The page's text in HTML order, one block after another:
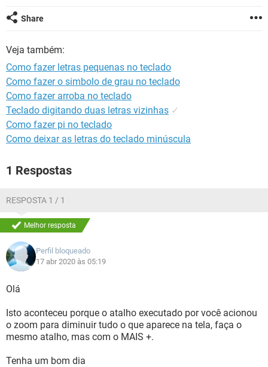
Share
Veja também:
Como fazer letras pequenas no teclado
Como fazer o simbolo de grau no teclado
Como fazer arroba no teclado
Teclado digitando duas letras vizinhas ✓
Como fazer pi no teclado
Como deixar as letras do teclado minúscula
1 Respostas
RESPOSTA 1 / 1
Melhor resposta
Perfil bloqueado
17 abr 2020 às 05:19
Olá
Isto aconteceu porque o atalho executado por você acionou
o zoom para diminuir tudo o que aparece na tela, faça o
mesmo atalho, mas com o MAIS +.
Tenha um bom dia